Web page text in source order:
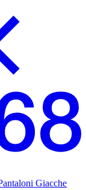
Giacche